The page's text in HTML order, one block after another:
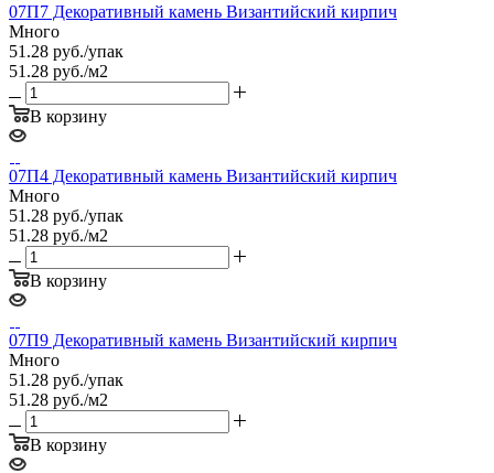
07П7 Декоративный камень Византийский кирпич
Много
51.28 руб./упак
51.28 руб./м2
В корзину
07П4 Декоративный камень Византийский кирпич
Много
51.28 руб./упак
51.28 руб./м2
В корзину
07П9 Декоративный камень Византийский кирпич
Много
51.28 руб./упак
51.28 руб./м2
В корзину